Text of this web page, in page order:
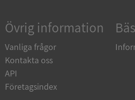
Övrig information
Vanliga frågor
Kontakta oss
API
FöretagsindexVISITOR_PRIVACY_METADATA
Privacy Policy